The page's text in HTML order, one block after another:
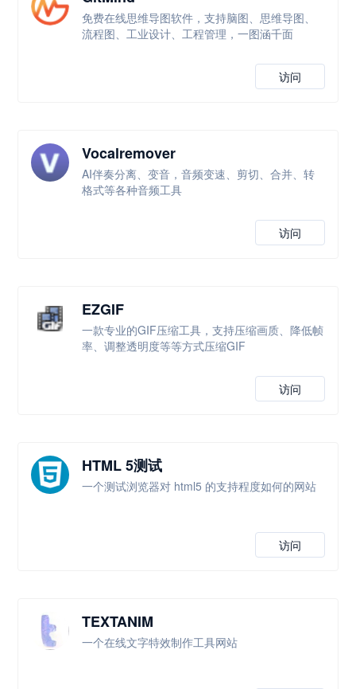
免费在线思维导图软件，支持脑图、思维导图、
流程图、工业设计、工程管理，一图涵千面
访问
Vocalremover
AI伴奏分离、变音，音频变速、剪切、合并、转
格式等各种音频工具
访问
EZGIF
一款专业的GIF压缩工具，支持压缩画质、降低帧
率、调整透明度等等方式压缩GIF
访问
HTML 5测试
一个测试浏览器对 html5 的支持程度如何的网站
访问
TEXTANIM
一个在线文字特效制作工具网站